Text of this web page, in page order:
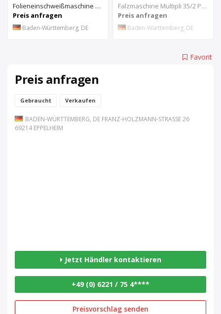
Folieneinschweißmaschine Kallfass KC 8060/600
Preis anfragen
Baden-Württemberg, DE
Falzmaschine Multipli 35/2 PBA
Preis anfragen
Baden-Württemberg, DE
Favorit
Preis anfragen
Gebraucht Verkaufen
BADEN-WÜRTTEMBERG, DE FRANZ-HOLZMANN-STRASSE 26 6
9214 EPPELHEIM
Jetzt Händler kontaktieren
+49 (0) 6221 / 75 4****
Preisvorschlag senden